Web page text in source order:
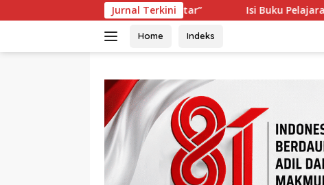
ke
Jurnal Terkini
Seperti Diputar-putar” Isi Buku Pelajaran Akan
Home Indeks